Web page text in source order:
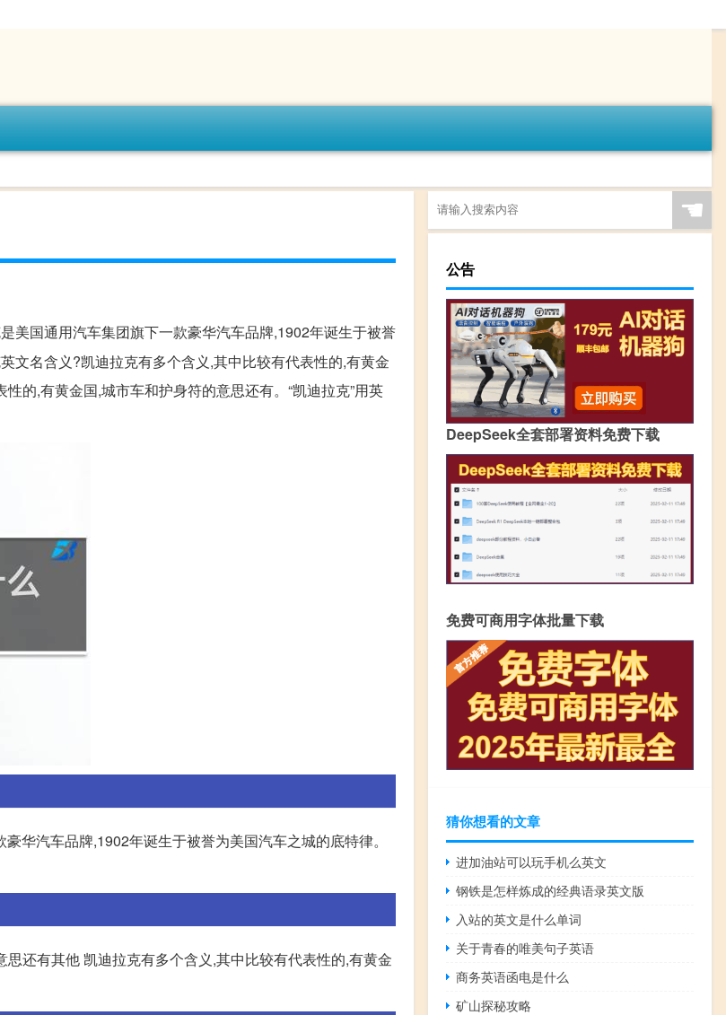
美国通用汽车集团旗下一款豪华汽车品牌,1902年诞生于被誉
文名含义?凯迪拉克有多个含义,其中比较有代表性的,有黄金
的,有黄金国,城市车和护身符的意思还有。“凯迪拉克”用英
华汽车品牌,1902年诞生于被誉为美国汽车之城的底特律。
还有其他 凯迪拉克有多个含义,其中比较有代表性的,有黄金
☚
公告
DeepSeek全套部署资料免费下载
免费可商用字体批量下载
猜你想看的文章
进加油站可以玩手机么英文
钢铁是怎样炼成的经典语录英文版
入站的英文是什么单词
关于青春的唯美句子英语
商务英语函电是什么
矿山探秘攻略